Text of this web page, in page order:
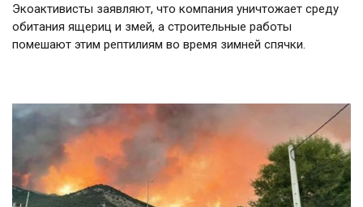
Экоактивисты заявляют, что компания уничтожает среду
обитания ящериц и змей, а строительные работы
помешают этим рептилиям во время зимней спячки.